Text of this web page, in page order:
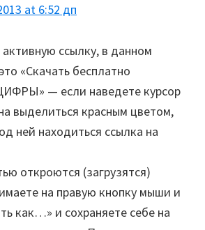
at 6:52 дп
ссылку, в данном
«Скачать бесплатно
— если наведете курсор
выделиться красным цветом,
ней находиться ссылка на
откроются (загрузятся)
на правую кнопку мыши и
как…» и сохраняете себе на